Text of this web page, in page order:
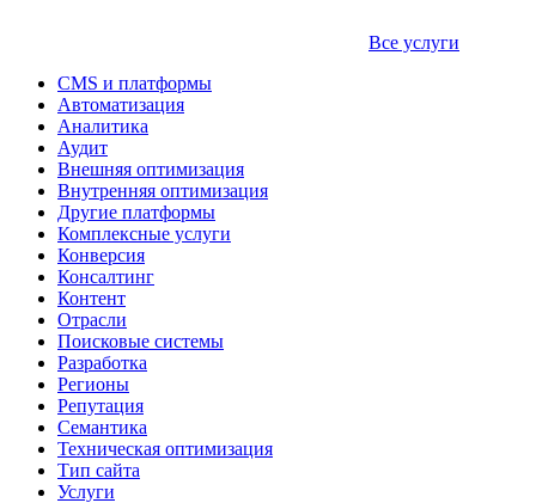
Все услуги
CMS и платформы
Автоматизация
Аналитика
Аудит
Внешняя оптимизация
Внутренняя оптимизация
Другие платформы
Комплексные услуги
Конверсия
Консалтинг
Контент
Отрасли
Поисковые системы
Разработка
Регионы
Репутация
Семантика
Техническая оптимизация
Тип сайта
Услуги